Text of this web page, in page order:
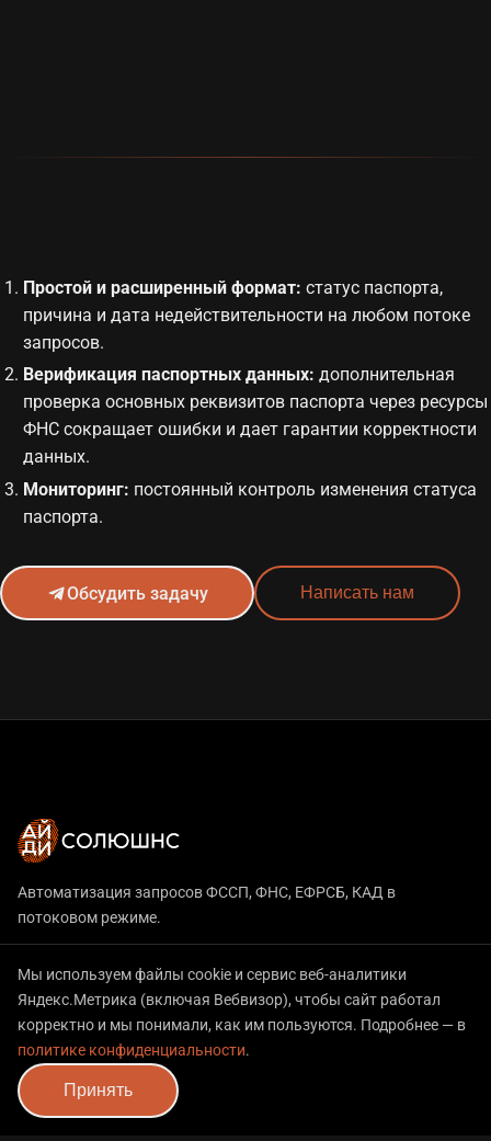
Простой и расширенный формат: статус паспорта,
причина и дата недействительности на любом потоке
запросов.
Верификация паспортных данных: дополнительная
проверка основных реквизитов паспорта через ресурсы
ФНС сокращает ошибки и дает гарантии корректности
данных.
Мониторинг: постоянный контроль изменения статуса
паспорта.
Обсудить задачу Написать нам
Автоматизация запросов ФССП, ФНС, ЕФРСБ, КАД в
потоковом режиме.
Разделы
Услуги
Новости
Вопрос-Ответ
Мы используем файлы cookie и сервис веб-аналитики
Яндекс.Метрика (включая Вебвизор), чтобы сайт работал
корректно и мы понимали, как им пользуются. Подробнее — в
политике конфиденциальности.
Принять